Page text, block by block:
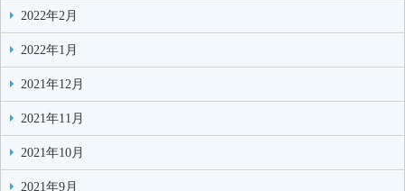
2022年2月
2022年1月
2021年12月
2021年11月
2021年10月
2021年9月